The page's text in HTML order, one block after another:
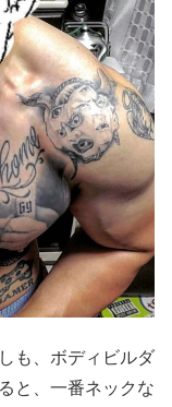
も、ボディビルダ
と、一番ネックな